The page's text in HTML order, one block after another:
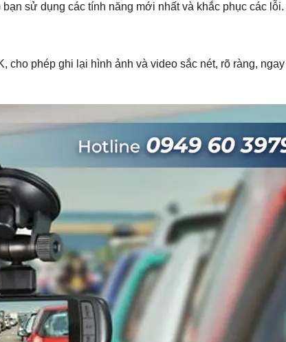
sử dụng các tính năng mới nhất và khắc phục các lỗi.
cho phép ghi lại hình ảnh và video sắc nét, rõ ràng,